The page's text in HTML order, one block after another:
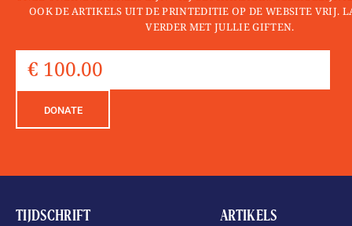
OOK DE ARTIKELS UIT DE PRINTEDITIE OP DE WEBSITE VRIJ.
VERDER MET JULLIE GIFTEN.
DONATE
TIJDSCHRIFT ARTIKELS